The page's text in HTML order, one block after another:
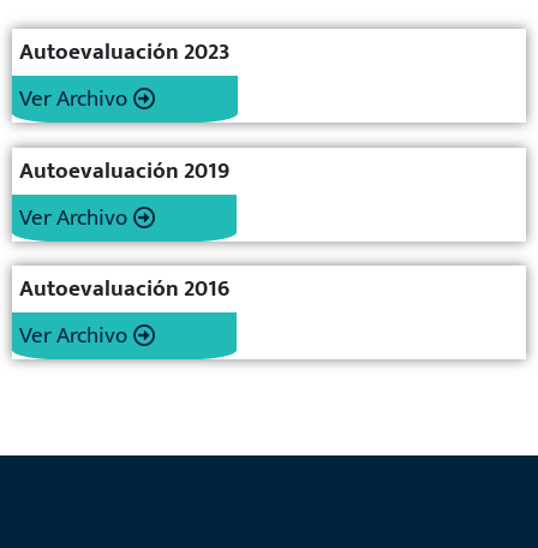
Autoevaluación 2023
Ver Archivo
Autoevaluación 2019
Ver Archivo
Autoevaluación 2016
Ver Archivo